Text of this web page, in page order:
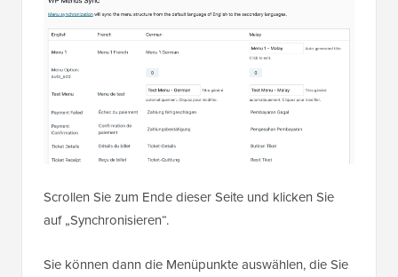
Scrollen Sie zum Ende dieser Seite und klicken Sie
auf „Synchronisieren“.
Sie können dann die Menüpunkte auswählen, die Sie